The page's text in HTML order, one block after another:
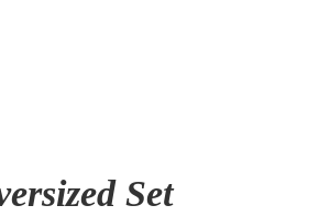
Set